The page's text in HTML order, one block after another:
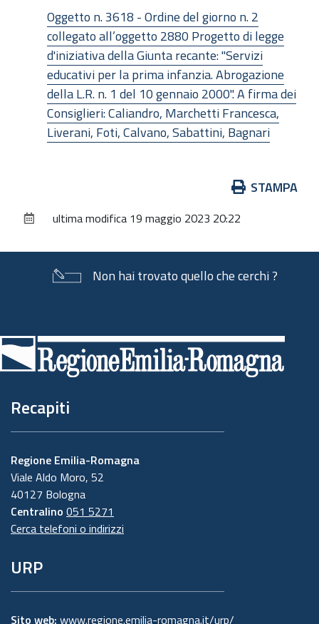
Oggetto n. 3618 - Ordine del giorno n. 2
collegato all’oggetto 2880 Progetto di legge
d'iniziativa della Giunta recante: "Servizi
educativi per la prima infanzia. Abrogazione
della L.R. n. 1 del 10 gennaio 2000". A firma dei
Consiglieri: Caliandro, Marchetti Francesca,
Liverani, Foti, Calvano, Sabattini, Bagnari
documento
STAMPA
ultima modifica 19 maggio 2023 20:22
Non hai trovato quello che cerchi ?
di
pagina
Recapiti
Regione Emilia-Romagna
Viale Aldo Moro, 52
40127 Bologna
Centralino 051 5271
Cerca telefoni o indirizzi
URP
Sito web: www.regione.emilia-romagna.it/urp/